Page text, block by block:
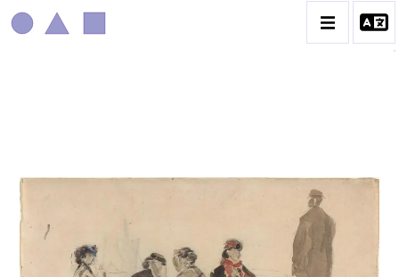
CATALOGUE DES OEUVRES
CONTACT